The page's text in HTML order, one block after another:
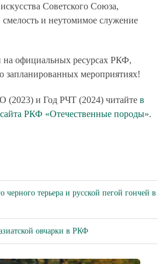
Советского Союза,
смелость и неутомимое служение
на официальных ресурсах РКФ,
запланированных мероприятиях!
(2023) и Год РЧТ (2024) читайте в
РКФ «Отечественные породы».
черного терьера и русской пегой гончей в
овчарки в РКФ